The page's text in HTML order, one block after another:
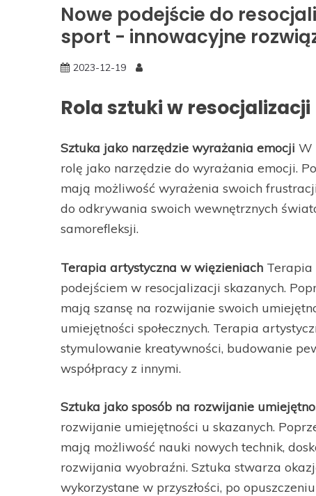
Nowe podejście do
sport - innowacyjne
2023-12-19
Rola sztuki w resocjalizacji
Sztuka jako narzędzie wyrażania emocji W
rolę jako narzędzie do wyrażania emocji.
mają możliwość wyrażenia swoich
do odkrywania swoich wewnętrznych
samorefleksji.
Terapia artystyczna w więzieniach Terapia
podejściem w resocjalizacji skazanych.
mają szansę na rozwijanie swoich
umiejętności społecznych. Terapia
stymulowanie kreatywności, budowanie
współpracy z innymi.
Sztuka jako sposób na rozwijanie
rozwijanie umiejętności u skazanych.
mają możliwość nauki nowych technik,
rozwijania wyobraźni. Sztuka stwarza
wykorzystane w przyszłości, po